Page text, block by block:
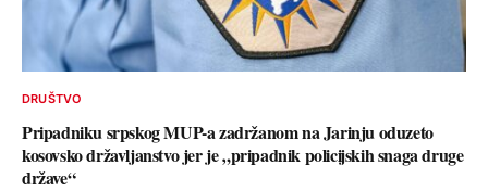
DRUŠTVO
Pripadniku srpskog MUP-a zadržanom na Jarinju oduzeto
kosovsko državljanstvo jer je „pripadnik policijskih snaga druge
države“